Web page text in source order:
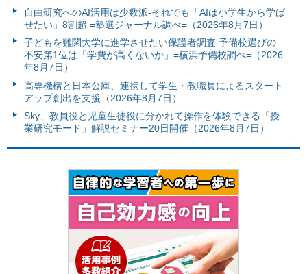
自由研究へのAI活用は少数派-それでも「AIは小学生から学ば
せたい」8割超 =塾選ジャーナル調べ=（2026年8月7日）
子どもを難関大学に進学させたい保護者調査 予備校選びの
不安第1位は「学費が高くないか」=横浜予備校調べ=（2026
年8月7日）
高専機構と日本公庫、連携して学生・教職員によるスタート
アップ創出を支援（2026年8月7日）
Sky、教員役と児童生徒役に分かれて操作を体験できる「授
業研究モード」解説セミナー20日開催（2026年8月7日）